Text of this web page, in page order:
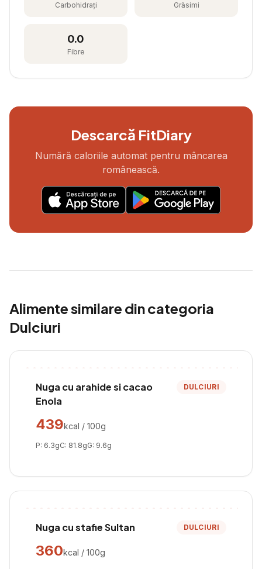
Carbohidrați Grăsimi
0.0
Fibre
Descarcă FitDiary
Numără caloriile automat pentru mâncarea
românească.
Alimente similare din categoria
Dulciuri
Nuga cu arahide si cacao
Enola
DULCIURI
439kcal / 100g
P: 6.3gC: 81.8gG: 9.6g
Nuga cu stafie Sultan DULCIURI
360kcal / 100g